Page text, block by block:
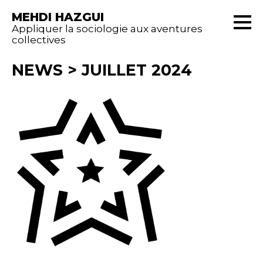
MEHDI HAZGUI
Appliquer la sociologie aux aventures
collectives
NEWS >JUILLET 2024